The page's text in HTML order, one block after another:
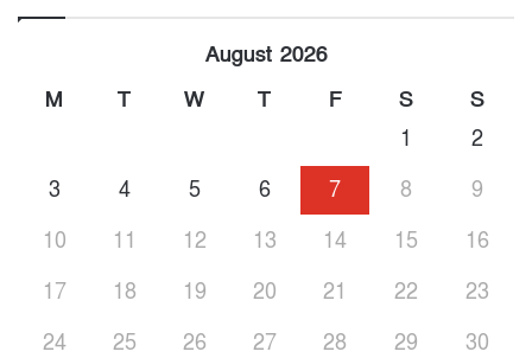
August 2026
M
T W T F S
S
1
2
3
4 5 6 7 8
9
10
11 12 13 14 15
16
17
18 19 20 21 22
23
24
25 26 27 28 29
30